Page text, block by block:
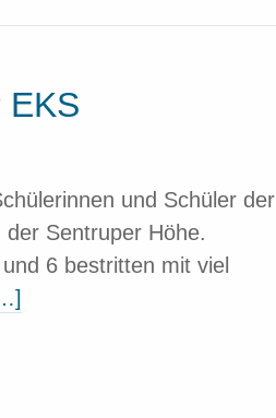
und Schüler der
Sentruper Höhe.
6 bestritten mit viel